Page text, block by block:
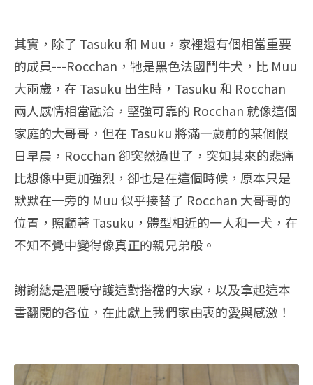
其實，除了 Tasuku 和 Muu，家裡還有個相當重要
的成員---Rocchan，牠是黑色法國鬥牛犬，比 Muu
大兩歲，在 Tasuku 出生時，Tasuku 和 Rocchan
兩人感情相當融洽，堅強可靠的 Rocchan 就像這個
家庭的大哥哥，但在 Tasuku 將滿一歲前的某個假
日早晨，Rocchan 卻突然過世了，突如其來的悲痛
比想像中更加強烈，卻也是在這個時候，原本只是
默默在一旁的 Muu 似乎接替了 Rocchan 大哥哥的
位置，照顧著 Tasuku，體型相近的一人和一犬，在
不知不覺中變得像真正的親兄弟般。
謝謝總是溫暖守護這對搭檔的大家，以及拿起這本
書翻閱的各位，在此獻上我們家由衷的愛與感激！